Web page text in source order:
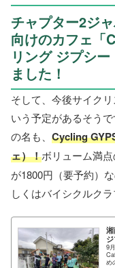
チャプター2ジ
向けのカフェ「
リング ジプシ
ました！
そして、今後サイク
いう予定があるそう
の名も、 Cycling
ェ）！ボリューム満
が1800円（要予約）
しくはバイシクルク
9
め